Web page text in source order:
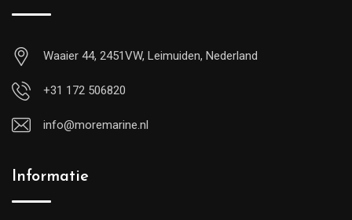
Waaier 44, 2451VW, Leimuiden, Nederland
+31 172 506820
info@moremarine.nl
Informatie